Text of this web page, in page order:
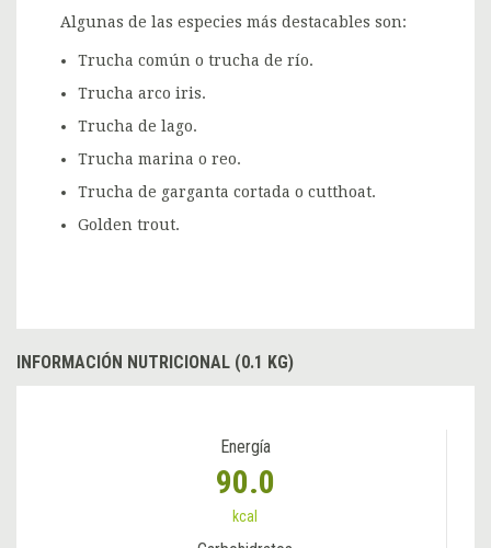
Algunas de las especies más destacables son:
Trucha común o trucha de río.
Trucha arco iris.
Trucha de lago.
Trucha marina o reo.
Trucha de garganta cortada o cutthoat.
Golden trout.
INFORMACIÓN NUTRICIONAL (0.1 KG)
Energía
90.0
kcal